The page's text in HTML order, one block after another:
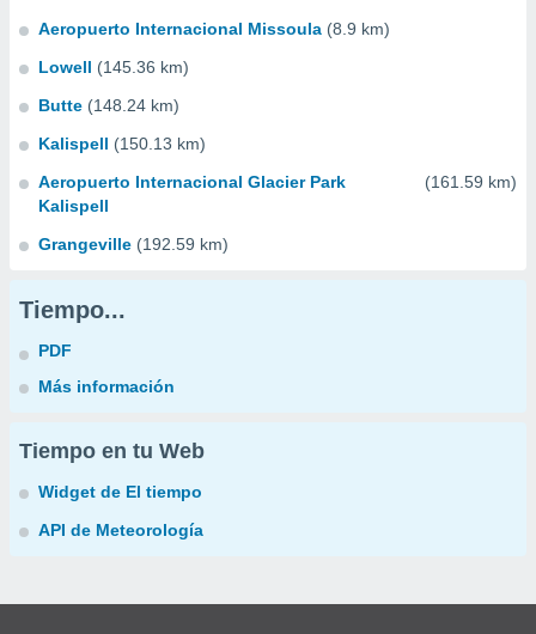
Aeropuerto Internacional Missoula (8.9 km)
Lowell (145.36 km)
Butte (148.24 km)
Kalispell (150.13 km)
Aeropuerto Internacional Glacier Park
Kalispell
(161.59 km)
Grangeville (192.59 km)
Tiempo...
PDF
Más información
Tiempo en tu Web
Widget de El tiempo
API de Meteorología